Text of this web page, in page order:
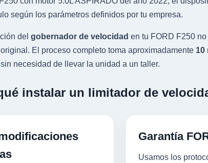
según los parámetros definidos por tu empresa.
del gobernador de velocidad en tu FORD F250
El proceso completo toma aproximadamente 10
necesidad de llevar la unidad a un taller.
instalar un limitador de
Garantía
Usamos los